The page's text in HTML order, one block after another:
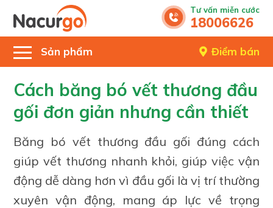
Tư vấn miễn cước
18006626
Sản phẩm Điểm bán
Cách băng bó vết thương đầu
gối đơn giản nhưng cần thiết
Băng bó vết thương đầu gối đúng cách
giúp vết thương nhanh khỏi, giúp việc vận
động dễ dàng hơn vì đầu gối là vị trí thường
xuyên vận động, mang áp lực về trọng